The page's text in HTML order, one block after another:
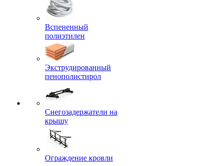
Вспененный
полиэтилен
Экструдированный
пенополистирол
Снегозадержатели на
крышу
Ограждение кровли